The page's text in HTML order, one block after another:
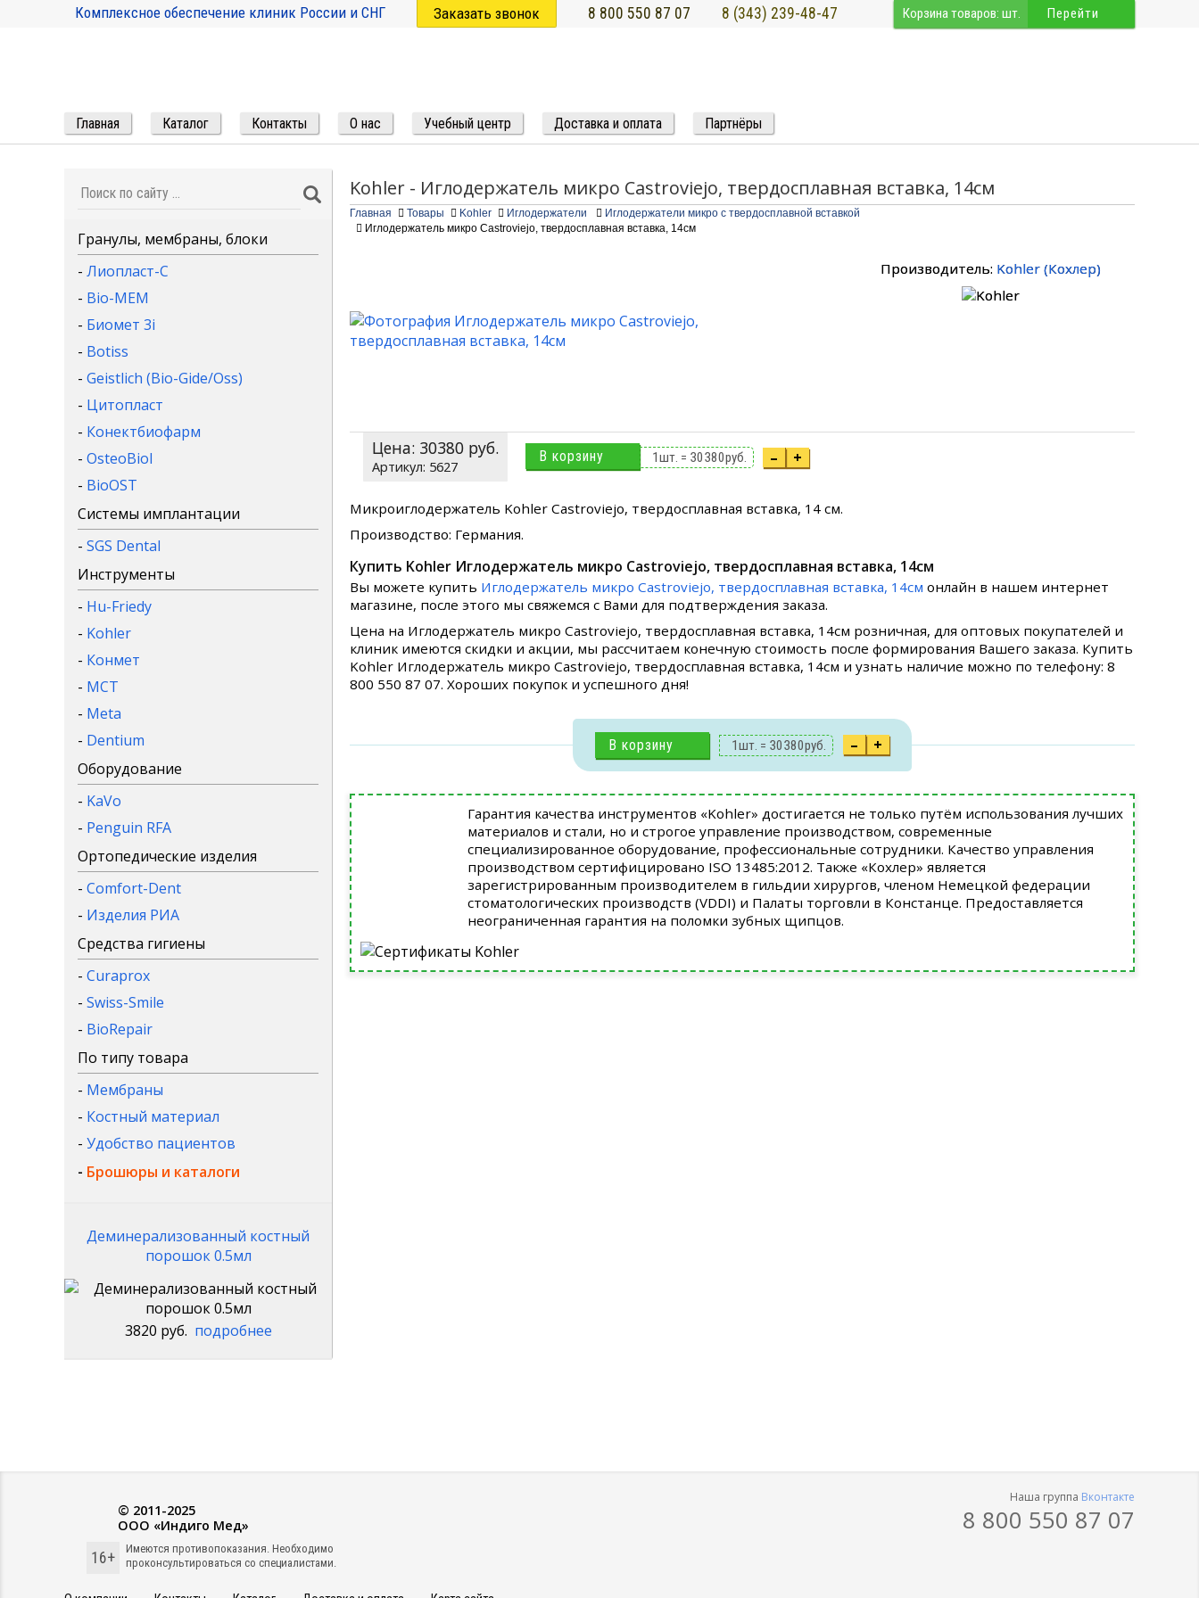
Перейти
Корзина товаров: шт.
Комплексное обеспечение клиник России и СНГ Заказать звонок 8 800 550 87 07 8 (343) 239-48-47
Главная Каталог Контакты О нас Учебный центр Доставка и оплата Партнёры
Kohler - Иглодержатель микро Castroviejo, твердосплавная вставка, 14см
Главная Товары Kohler Иглодержатели
Иглодержатели микро с твердосплавной вставкой
Иглодержатель микро Castroviejo, твердосплавная вставка, 14см
Производитель: Kohler(Кохлер)
Цена: 30380 руб.
5627
В корзину 1шт. = 30380руб. – +
Микроиглодержатель Kohler Castroviejo, твердосплавная вставка, 14 см.
Производство: Германия.
Купить Kohler Иглодержатель микро Castroviejo, твердосплавная вставка, 14см
Вы можете купить Иглодержатель микро Castroviejo, твердосплавная вставка, 14см онлайн в нашем интернет
магазине, после этого мы свяжемся с Вами для подтверждения заказа.
Цена на Иглодержатель микро Castroviejo, твердосплавная вставка, 14см розничная, для оптовых покупателей и
клиник имеются скидки и акции, мы рассчитаем конечную стоимость после формирования Вашего заказа. Купить
Kohler Иглодержатель микро Castroviejo, твердосплавная вставка, 14см и узнать наличие можно по телефону: 8
800 550 87 07. Хороших покупок и успешного дня!
В корзину 1шт. = 30380руб. – +
Гарантия качества инструментов «Kohler» достигается не только путём использования лучших
материалов и стали, но и строгое управление производством, современные
специализированное оборудование, профессиональные сотрудники. Качество управления
производством сертифицировано ISO 13485:2012. Также «Кохлер» является
зарегистрированным производителем в гильдии хирургов, членом Немецкой федерации
стоматологических производств (VDDI) и Палаты торговли в Констанце. Предоставляется
неограниченная гарантия на поломки зубных щипцов.
Гранулы, мембраны, блоки
- Лиопласт-С
- Bio-MEM
- Биомет 3i
- Botiss
- Geistlich (Bio-Gide/Oss)
- Цитопласт
- Конектбиофарм
- OsteoBiol
- BioOST
Системы имплантации
- SGS Dental
Инструменты
- Hu-Friedy
- Kohler
- Конмет
- MCT
- Meta
- Dentium
Оборудование
- KaVo
- Penguin RFA
Ортопедические изделия
- Comfort-Dent
- Изделия РИА
Средства гигиены
- Curaprox
- Swiss-Smile
- BioRepair
По типу товара
- Мембраны
- Костный материал
- Удобство пациентов
- Брошюры и каталоги
Деминерализованный костный
порошок 0.5мл
3820 руб. подробнее
Наша группа Вконтакте
8 800 550 87 07
© 2011-2025
ООО «Индиго Мед»
16+
Имеются противопоказания. Необходимо
проконсультироваться со специалистами.